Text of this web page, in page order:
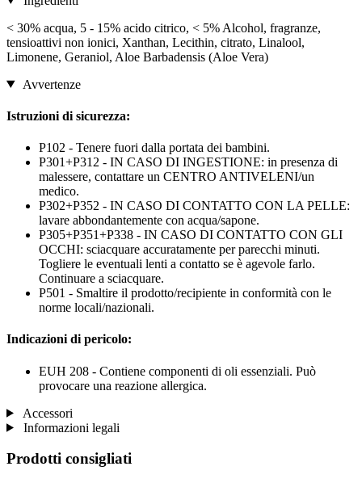
< 30% acqua, 5 - 15% acido citrico, < 5% Alcohol, fragranze,
tensioattivi non ionici, Xanthan, Lecithin, citrato, Linalool,
Limonene, Geraniol, Aloe Barbadensis (Aloe Vera)
Avvertenze
Istruzioni di sicurezza:
P102 - Tenere fuori dalla portata dei bambini.
P301+P312 - IN CASO DI INGESTIONE: in presenza di
malessere, contattare un CENTRO ANTIVELENI/un
medico.
P302+P352 - IN CASO DI CONTATTO CON LA PELLE:
lavare abbondantemente con acqua/sapone.
P305+P351+P338 - IN CASO DI CONTATTO CON GLI
OCCHI: sciacquare accuratamente per parecchi minuti.
Togliere le eventuali lenti a contatto se è agevole farlo.
Continuare a sciacquare.
P501 - Smaltire il prodotto/recipiente in conformità con le
norme locali/nazionali.
Indicazioni di pericolo:
EUH 208 - Contiene componenti di oli essenziali. Può
provocare una reazione allergica.
Accessori
Informazioni legali
Prodotti consigliati